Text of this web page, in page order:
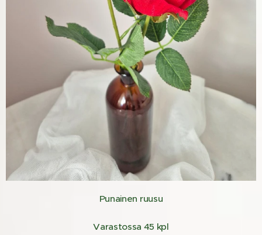
Punainen ruusu
Varastossa 45 kpl